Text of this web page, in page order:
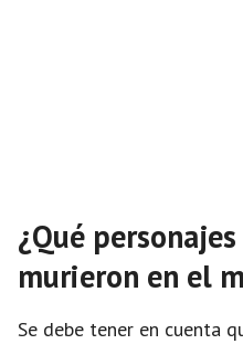
¿Qué
murieron en el
Se debe tener en cuenta